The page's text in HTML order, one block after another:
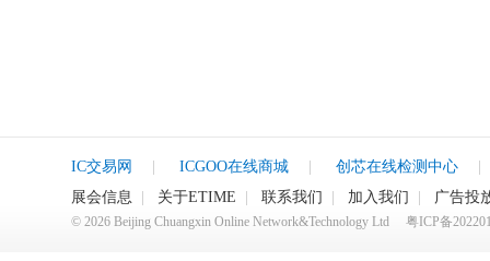
IC交易网 ICGOO在线商城 创芯在线检测中心
展会信息
关于ETIME 联系我们 加入我们 广告投
© 2026 Beijing Chuangxin Online Network&Technology Ltd 粤ICP备